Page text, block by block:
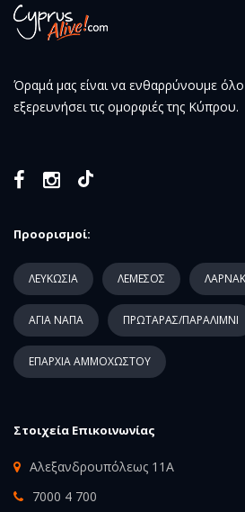
Όραμά μας είναι να ενθαρρύνουμε
εξερευνήσει τις ομορφιές της Κύπρου.
Προορισμοί:
ΛΕΥΚΩΣΙΑ ΛΕΜΕΣΟΣ
ΑΓΙΑ ΝΑΠΑ ΠΡΩΤΑΡΑΣ/ΠΑΡΑΛΙΜΝΙ
ΕΠΑΡΧΙΑ ΑΜΜΟΧΩΣΤΟΥ
Στοιχεία Επικοινωνίας
Αλεξανδρουπόλεως 11Α
7000 4 700